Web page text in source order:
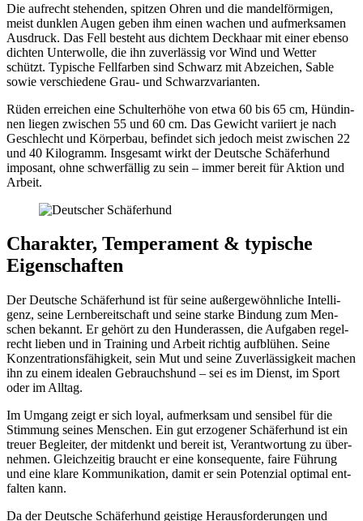
Die auf­recht ste­hen­den, spit­zen Ohren und die man­del­för­mi­gen,
meist dunk­len Augen geben ihm einen wachen und auf­merk­sa­men
Aus­druck. Das Fell besteht aus dich­tem Deck­haar mit einer eben­so
dich­ten Unter­wol­le, die ihn zuver­läs­sig vor Wind und Wet­ter
schützt. Typi­sche Fell­far­ben sind Schwarz mit Abzei­chen, Sable
sowie ver­schie­de­ne Grau- und Schwarz­va­ri­an­ten.
Rüden errei­chen eine Schul­ter­hö­he von etwa 60 bis 65 cm, Hün­din­
nen lie­gen zwi­schen 55 und 60 cm. Das Gewicht vari­iert je nach
Geschlecht und Kör­per­bau, befin­det sich jedoch meist zwi­schen 22
und 40 Kilo­gramm. Ins­ge­samt wirkt der Deut­sche Schä­fer­hund
impo­sant, ohne schwer­fäl­lig zu sein – immer bereit für Akti­on und
Arbeit.
Cha­rak­ter, Tem­pe­ra­ment & typi­sche
Eigen­schaf­ten
Der Deut­sche Schä­fer­hund ist für sei­ne außer­ge­wöhn­li­che Intel­li­
genz, sei­ne Lern­be­reit­schaft und sei­ne star­ke Bin­dung zum Men­
schen bekannt. Er gehört zu den Hun­de­ras­sen, die Auf­ga­ben regel­
recht lie­ben und in Trai­ning und Arbeit rich­tig auf­blü­hen. Sei­ne
Kon­zen­tra­ti­ons­fä­hig­keit, sein Mut und sei­ne Zuver­läs­sig­keit machen
ihn zu einem idea­len Gebrauchs­hund – sei es im Dienst, im Sport
oder im All­tag.
Im Umgang zeigt er sich loy­al, auf­merk­sam und sen­si­bel für die
Stim­mung sei­nes Men­schen. Ein gut erzo­ge­ner Schä­fer­hund ist ein
treu­er Beglei­ter, der mit­denkt und bereit ist, Ver­ant­wor­tung zu über­
neh­men. Gleich­zei­tig braucht er eine kon­se­quen­te, fai­re Füh­rung
und eine kla­re Kom­mu­ni­ka­ti­on, damit er sein Poten­zi­al opti­mal ent­
fal­ten kann.
Da der Deut­sche Schä­fer­hund geis­ti­ge Her­aus­for­de­run­gen und